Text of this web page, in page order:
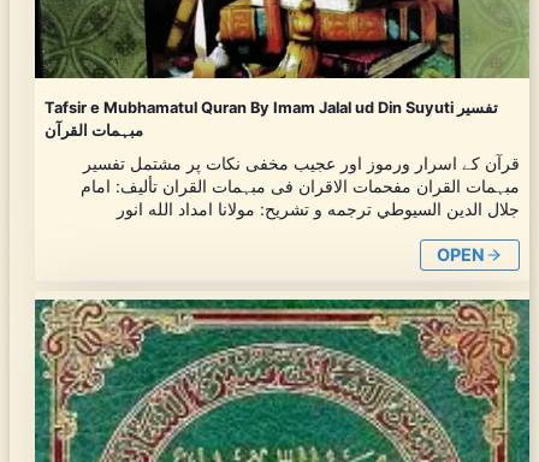
Tafsir e Mubhamatul Quran By Imam Jalal ud Din Suyuti تفسیر
مبہمات القرآن
قرآن کے اسرار ورموز اور عجیب مخفی نکات پر مشتمل تفسیر
مبہمات القران مفحمات الاقران فی مبہمات القران تأليف: امام
جلال الدين السيوطي ترجمه و تشریح: مولانا امداد الله انور
OPEN